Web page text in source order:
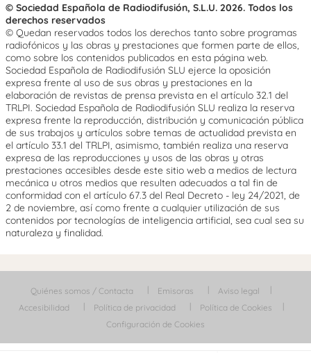
© Sociedad Española de Radiodifusión, S.L.U. 2026. Todos los
derechos reservados
© Quedan reservados todos los derechos tanto sobre programas
radiofónicos y las obras y prestaciones que formen parte de ellos,
como sobre los contenidos publicados en esta página web.
Sociedad Española de Radiodifusión SLU ejerce la oposición
expresa frente al uso de sus obras y prestaciones en la
elaboración de revistas de prensa prevista en el artículo 32.1 del
TRLPI. Sociedad Española de Radiodifusión SLU realiza la reserva
expresa frente la reproducción, distribución y comunicación pública
de sus trabajos y artículos sobre temas de actualidad prevista en
el artículo 33.1 del TRLPI, asimismo, también realiza una reserva
expresa de las reproducciones y usos de las obras y otras
prestaciones accesibles desde este sitio web a medios de lectura
mecánica u otros medios que resulten adecuados a tal fin de
conformidad con el artículo 67.3 del Real Decreto - ley 24/2021, de
2 de noviembre, así como frente a cualquier utilización de sus
contenidos por tecnologías de inteligencia artificial, sea cual sea su
naturaleza y finalidad.
Quiénes somos / Contacta Emisoras
Aviso legal
Accesibilidad
Política de privacidad
Política de Cookies
Configuración de Cookies